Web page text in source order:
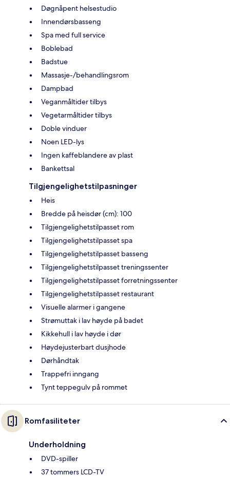
Døgnåpent helsestudio
Innendørsbasseng
Spa med full service
Boblebad
Badstue
Massasje-/behandlingsrom
Dampbad
Veganmåltider tilbys
Vegetarmåltider tilbys
Doble vinduer
Noen LED-lys
Ingen kaffeblandere av plast
Bankettsal
Tilgjengelighetstilpasninger
Heis
Bredde på heisdør (cm): 100
Tilgjengelighetstilpasset rom
Tilgjengelighetstilpasset spa
Tilgjengelighetstilpasset basseng
Tilgjengelighetstilpasset treningssenter
Tilgjengelighetstilpasset forretningssenter
Tilgjengelighetstilpasset restaurant
Visuelle alarmer i gangene
Strømuttak i lav høyde på badet
Kikkehull i lav høyde i dør
Høydejusterbart dusjhode
Dørhåndtak
Trappefri inngang
Tynt teppegulv på rommet
Romfasiliteter
Underholdning
DVD-spiller
37 tommers LCD-TV